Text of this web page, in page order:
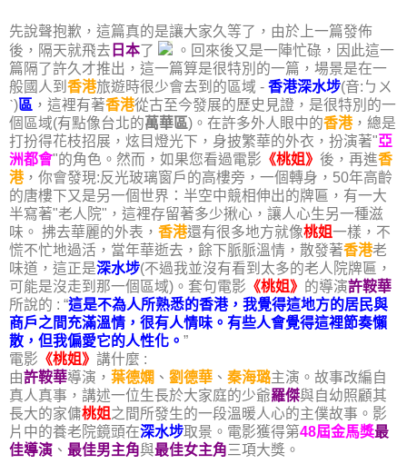
先說聲抱歉，這篇真的是讓大家久等了，由於上一篇發佈
後，隔天就飛去 日本了
。回來後又是一陣忙碌，因此這一
篇隔了許久才推出，這一篇算是很特別的一篇，場景是在一
般國人到 香港旅遊時很少會去到的區域 - 香港深水埗(音:ㄅㄨ
ˋ)區 ，這裡有著香港從古至今發展的歷史見證，是很特別的一
個區域(有點像台北的萬華區)。在許多外人眼中的香港，總是
打扮得花枝招展，炫目燈光下，身披繁華的外衣，扮演著"亞
洲都會"的角色。然而，如果您看過電影 《桃姐》 後，再進香
港，你會發現:反光玻璃窗戶的高樓旁，一個轉身，50年高齡
的唐樓下又是另一個世界：半空中競相伸出的牌匾，有一大
半寫著"老人院"，這裡存留著多少揪心，讓人心生另一種滋
味。 拂去華麗的外表， 香港還有很多地方就像桃姐一樣，不
慌不忙地過活，當年華逝去，餘下脈脈溫情，散發著香港老
味道，這正是深水埗(不過我並沒有看到太多的老人院牌匾，
可能是沒走到那一個區域)。套句電影 《桃姐》 的導演許鞍華
所說的 : “這是不為人所熟悉的香港，我覺得這地方的居民與
商戶之間充滿溫情，很有人情味。有些人會覺得這裡節奏懶
散，但我偏愛它的人性化。 ”
電影 《桃姐》 講什麼 :
由許鞍華導演， 葉德嫻 、 劉德華 、 秦海璐主演。故事改編自
真人真事，講述一位生長於大家庭的少爺羅傑與自幼照顧其
長大的家傭桃姐 之間所發生的一段溫暖人心的主僕故事。影
片中的養老院鏡頭在深水埗取景。電影獲得第48屆金馬獎最
佳導演 、 最佳男主角與最佳女主角三項大獎。